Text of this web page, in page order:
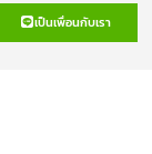
เป็นเพื่อนกับเรา